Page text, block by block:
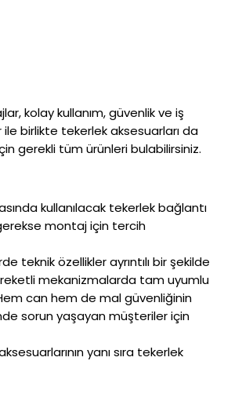
kolay kullanım, güvenlik ve iş
birlikte tekerlek aksesuarları da
gerekli tüm ürünleri bulabilirsiniz.
kullanılacak tekerlek bağlantı
montaj için tercih
teknik özellikler ayrıntılı bir şekilde
mekanizmalarda tam uyumlu
can hem de mal güvenliğinin
sorun yaşayan müşteriler için
yanı sıra tekerlek